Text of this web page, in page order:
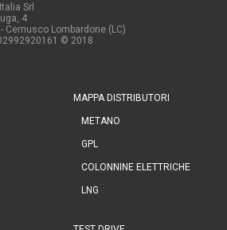
Srl
4
Cernusco Lombardone (LC)
© 2018
MAPPA DISTRIBUTORI
METANO
GPL
COLONNINE ELETTRICHE
LNG